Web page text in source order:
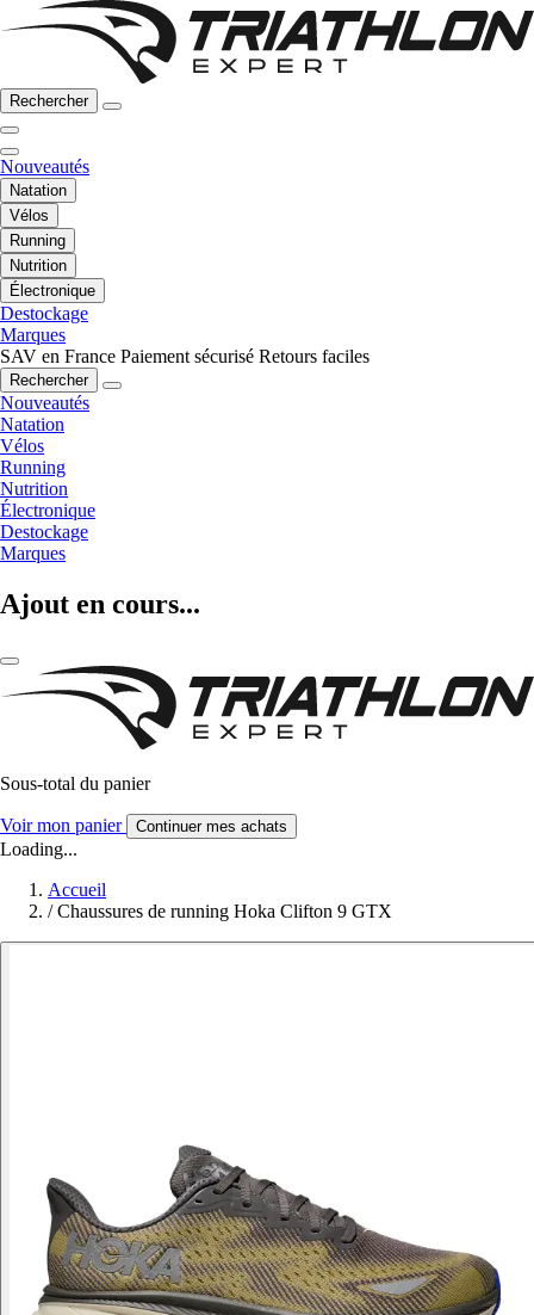
Rechercher
Nouveautés
Natation
Vélos
Running
Nutrition
Électronique
Destockage
Marques
SAV en France Paiement sécurisé Retours faciles
Rechercher
Nouveautés
Natation
Vélos
Running
Nutrition
Électronique
Destockage
Marques
Ajout en cours...
Sous-total du panier
Voir mon panier Continuer mes achats
Loading...
Accueil
/ Chaussures de running Hoka Clifton 9 GTX